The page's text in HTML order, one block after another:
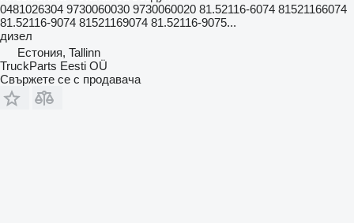
0481026304 9730060030 9730060020 81.52116-6074 81521166074
81.52116-9074 81521169074 81.52116-9075...
дизел
Естония, Tallinn
TruckParts Eesti OÜ
Свържете се с продавача